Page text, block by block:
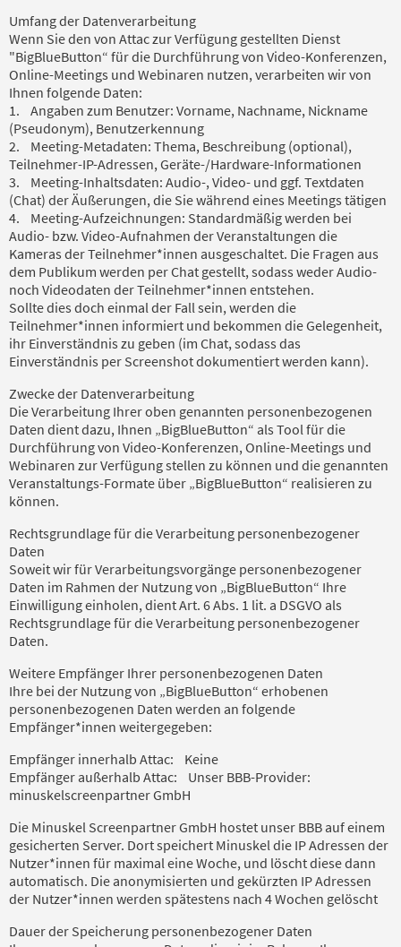
Umfang der Datenverarbeitung
Wenn Sie den von Attac zur Verfügung gestellten Dienst
"BigBlueButton“ für die Durchführung von Video-Konferenzen,
Online-Meetings und Webinaren nutzen, verarbeiten wir von
Ihnen folgende Daten:
1. Angaben zum Benutzer: Vorname, Nachname, Nickname
(Pseudonym), Benutzerkennung
2. Meeting-Metadaten: Thema, Beschreibung (optional),
Teilnehmer-IP-Adressen, Geräte-/Hardware-Informationen
3. Meeting-Inhaltsdaten: Audio-, Video- und ggf. Textdaten
(Chat) der Äußerungen, die Sie während eines Meetings tätigen
4. Meeting-Aufzeichnungen: Standardmäßig werden bei
Audio- bzw. Video-Aufnahmen der Veranstaltungen die
Kameras der Teilnehmer*innen ausgeschaltet. Die Fragen aus
dem Publikum werden per Chat gestellt, sodass weder Audio-
noch Videodaten der Teilnehmer*innen entstehen.
Sollte dies doch einmal der Fall sein, werden die
Teilnehmer*innen informiert und bekommen die Gelegenheit,
ihr Einverständnis zu geben (im Chat, sodass das
Einverständnis per Screenshot dokumentiert werden kann).
Zwecke der Datenverarbeitung
Die Verarbeitung Ihrer oben genannten personenbezogenen
Daten dient dazu, Ihnen „BigBlueButton“ als Tool für die
Durchführung von Video-Konferenzen, Online-Meetings und
Webinaren zur Verfügung stellen zu können und die genannten
Veranstaltungs-Formate über „BigBlueButton“ realisieren zu
können.
Rechtsgrundlage für die Verarbeitung personenbezogener
Daten
Soweit wir für Verarbeitungsvorgänge personenbezogener
Daten im Rahmen der Nutzung von „BigBlueButton“ Ihre
Einwilligung einholen, dient Art. 6 Abs. 1 lit. a DSGVO als
Rechtsgrundlage für die Verarbeitung personenbezogener
Daten.
Weitere Empfänger Ihrer personenbezogenen Daten
Ihre bei der Nutzung von „BigBlueButton“ erhobenen
personenbezogenen Daten werden an folgende
Empfänger*innen weitergegeben:
Empfänger innerhalb Attac: Keine
Empfänger außerhalb Attac: Unser BBB-Provider:
minuskelscreenpartner GmbH
Die Minuskel Screenpartner GmbH hostet unser BBB auf einem
gesicherten Server. Dort speichert Minuskel die IP Adressen der
Nutzer*innen für maximal eine Woche, und löscht diese dann
automatisch. Die anonymisierten und gekürzten IP Adressen
der Nutzer*innen werden spätestens nach 4 Wochen gelöscht
Dauer der Speicherung personenbezogener Daten